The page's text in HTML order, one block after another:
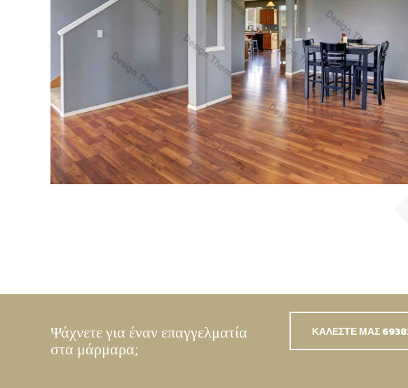
Donec nec justo eget felis facilisis fermentum. Aliquam
porttitor mauris sit amet orci. Aenean dignissim
pellentesque felis. Morbi in sem quis dui placerat ornare.
Pellentesque odio nisi, euismod in, pharetra
KIRAN JAMES
Accounts Management Officer
FINCY JEORGE
Company Executive Officer
Donec nec justo eget felis facilisis fermentum. Aliquam
Ψάχνετε για έναν επαγγελματία
στα μάρμαρα;
ΚΑΛΕΣΤΕ ΜΑΣ